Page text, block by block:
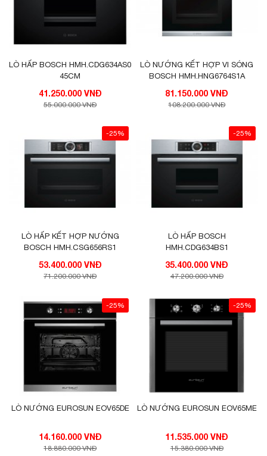
LÒ HẤP BOSCH HMH.CDG634AS0
45CM
41.250.000 VNĐ
55.000.000 VNĐ
LÒ NƯỚNG KẾT HỢP VI SÓNG
BOSCH HMH.HNG6764S1A
81.150.000 VNĐ
108.200.000 VNĐ
-25%
LÒ HẤP KẾT HỢP NƯỚNG
BOSCH HMH.CSG656RS1
53.400.000 VNĐ
71.200.000 VNĐ
-25%
LÒ HẤP BOSCH
HMH.CDG634BS1
35.400.000 VNĐ
47.200.000 VNĐ
-25%
LÒ NƯỚNG EUROSUN EOV65DE
14.160.000 VNĐ
18.880.000 VNĐ
-25%
LÒ NƯỚNG EUROSUN EOV65ME
11.535.000 VNĐ
15.380.000 VNĐ